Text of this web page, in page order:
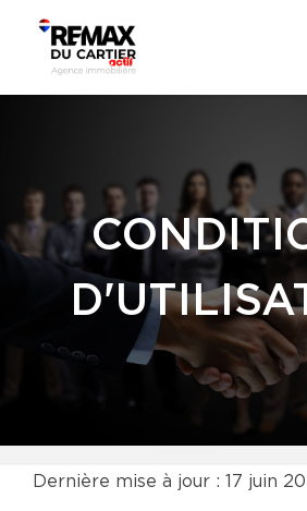
Dernière mise à jour : 17 juin